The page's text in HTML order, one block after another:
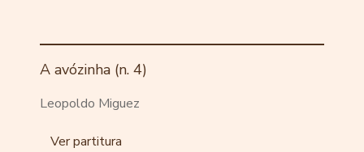
A avózinha (n. 4)
Leopoldo Miguez
Ver partitura